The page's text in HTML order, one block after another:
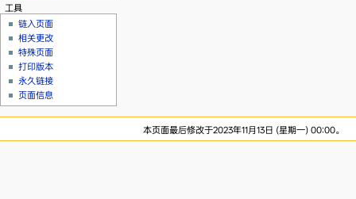
工具
链入页面
相关更改
特殊页面
打印版本
永久链接
页面信息
本页面最后修改于2023年11月13日 (星期一) 00:00。